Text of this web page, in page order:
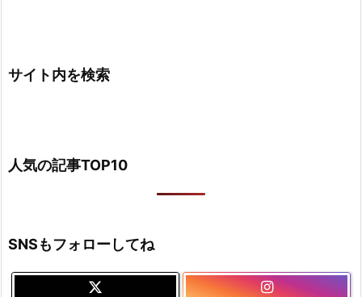
サイト内を検索
人気の記事TOP10
SNSもフォローしてね